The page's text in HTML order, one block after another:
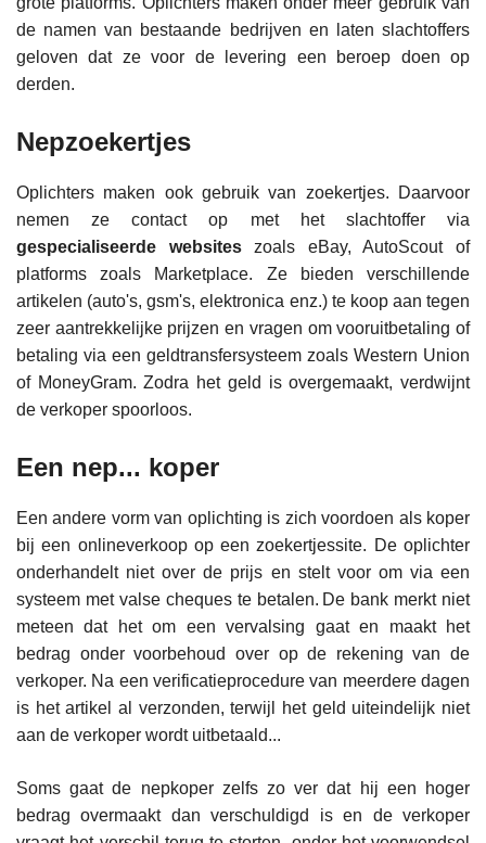
de namen van bestaande bedrijven en laten slachtoffers
geloven dat ze voor de levering een beroep doen op
derden.
Nepzoekertjes
Oplichters maken ook gebruik van zoekertjes. Daarvoor
nemen ze contact op met het slachtoffer via
gespecialiseerde websiteszoals eBay, AutoScout of
platforms zoals Marketplace. Ze bieden verschillende
artikelen (auto's, gsm's, elektronica enz.) te koop aan tegen
zeer aantrekkelijke prijzen en vragen om vooruitbetaling of
betaling via een geldtransfersysteem zoals Western Union
of MoneyGram. Zodra het geld is overgemaakt, verdwijnt
de verkoper spoorloos.
Een nep... koper
Een andere vorm van oplichting is zich voordoen als koper
bij een onlineverkoop op een zoekertjessite. De oplichter
onderhandelt niet over de prijs en stelt voor om via een
systeem met valse cheques te betalen. De bank merkt niet
meteen dat het om een vervalsing gaat en maakt het
bedrag onder voorbehoud over op de rekening van de
verkoper. Na een verificatieprocedure van meerdere dagen
is het artikel al verzonden, terwijl het geld uiteindelijk niet
aan de verkoper wordt uitbetaald...
Soms gaat de nepkoper zelfs zo ver dat hij een hoger
bedrag overmaakt dan verschuldigd is en de verkoper